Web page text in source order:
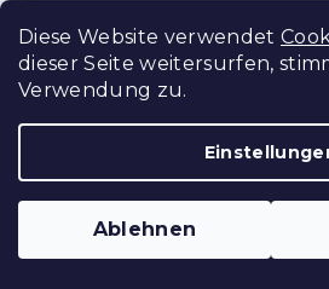
Diese Website verwendet
dieser Seite weitersurfen,
Verwendung zu.
Ablehnen